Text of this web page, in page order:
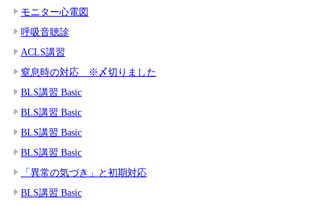
モニター心電図
呼吸音聴診
ACLS講習
窒息時の対応 ※〆切りました
BLS講習 Basic
BLS講習 Basic
BLS講習 Basic
BLS講習 Basic
「異常の気づき」と初期対応
BLS講習 Basic